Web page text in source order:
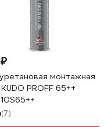
монтажная
PROFF 65++
(7)